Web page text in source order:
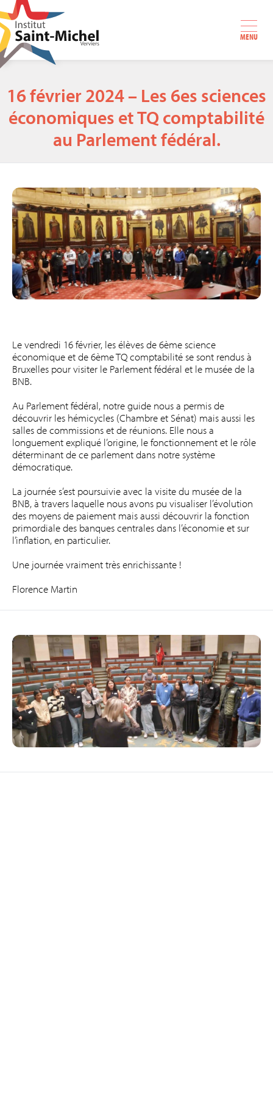
MENU
16 février 2024 – Les 6es sciences
économiques et TQ comptabilité
au Parlement fédéral.
Le vendredi 16 février, les élèves de 6ème science
économique et de 6ème TQ comptabilité se sont rendus à
Bruxelles pour visiter le Parlement fédéral et le musée de la
BNB.
Au Parlement fédéral, notre guide nous a permis de
découvrir les hémicycles (Chambre et Sénat) mais aussi les
salles de commissions et de réunions. Elle nous a
longuement expliqué l’origine, le fonctionnement et le rôle
déterminant de ce parlement dans notre système
démocratique.
La journée s’est poursuivie avec la visite du musée de la
BNB, à travers laquelle nous avons pu visualiser l’évolution
des moyens de paiement mais aussi découvrir la fonction
primordiale des banques centrales dans l’économie et sur
l’inflation, en particulier.
Une journée vraiment très enrichissante !
Florence Martin